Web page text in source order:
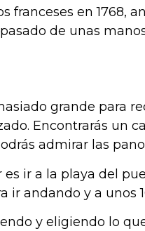
franceses en 1768,
de unas
grande para
Encontrarás un
admirar las
ir a la playa del
ir andando y a
y eligiendo lo